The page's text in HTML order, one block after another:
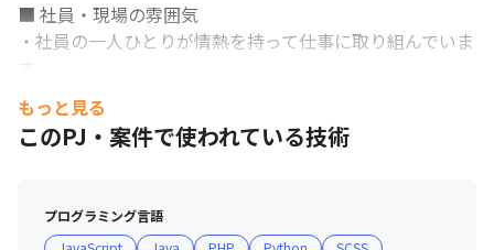
■ 社員・現場の雰囲気
・社員の一人ひとりが情熱を持って仕事に取り組んでいま
す
・新しい技術のキャッチアップにも意欲的で、新たな言語
やミドルウェアも取り入れています
・社内エンジニアも多く在籍し、オフショア開発部隊がベ
もっと見る
このPJ・案件で使われている技術
プログラミング言語